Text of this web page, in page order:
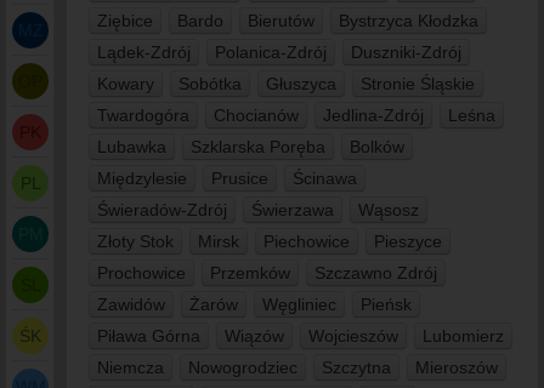
PL
ŚK
Ziębice
Bardo Bierutów
Bystrzyca Kłodzka
Lądek-Zdrój
Polanica-Zdrój
Duszniki-Zdrój
Kowary
Sobótka Głuszyca
Stronie Śląskie
Twardogóra
Chocianów Jedlina-Zdrój
Leśna
Lubawka
Szklarska Poręba
Bolków
Międzylesie
Prusice
Ścinawa
Świeradów-Zdrój
Świerzawa
Wąsosz
Złoty Stok
Mirsk Piechowice
Pieszyce
Prochowice
Przemków
Szczawno Zdrój
Zawidów
Żarów Węgliniec
Pieńsk
Piława Górna
Wiązów Wojcieszów
Lubomierz
Niemcza
Nowogrodziec Szczytna
Mieroszów